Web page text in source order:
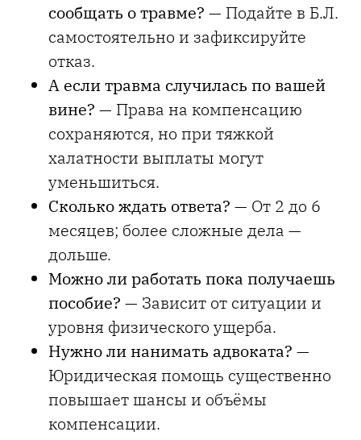
сообщать о травме? — Подайте в Б.Л.
самостоятельно и зафиксируйте
отказ.
А если травма случилась по вашей
вине? — Права на компенсацию
сохраняются, но при тяжкой
халатности выплаты могут
уменьшиться.
Сколько ждать ответа? — От 2 до 6
месяцев; более сложные дела —
дольше.
Можно ли работать пока получаешь
пособие? — Зависит от ситуации и
уровня физического ущерба.
Нужно ли нанимать адвоката? —
Юридическая помощь существенно
повышает шансы и объёмы
компенсации.